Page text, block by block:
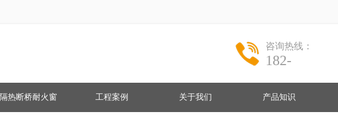
咨询热线：
182-
隔热断桥耐火窗 工程案例 关于我们 产品知识